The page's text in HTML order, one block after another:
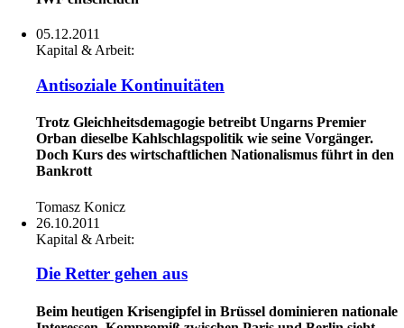
05.12.2011
Kapital & Arbeit:
Antisoziale Kontinuitäten
Trotz Gleichheitsdemagogie betreibt Ungarns Premier
Orban dieselbe Kahlschlagspolitik wie seine Vorgänger.
Doch Kurs des wirtschaftlichen Nationalismus führt in den
Bankrott
Tomasz Konicz
26.10.2011
Kapital & Arbeit:
Die Retter gehen aus
Beim heutigen Krisengipfel in Brüssel dominieren nationale